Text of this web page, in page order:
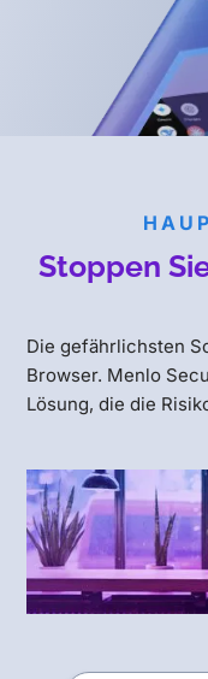
Stoppen
Die gefährlichsten
Browser. Menlo
Lösung, die die